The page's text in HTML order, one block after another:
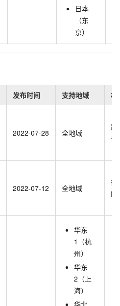
日本
（东
京）
发布时间 支持地域 相
2022-07-28 全地域
路
计
2022-07-12 全地域
微
华东
1（杭
州）
华东
2（上
海）
华北